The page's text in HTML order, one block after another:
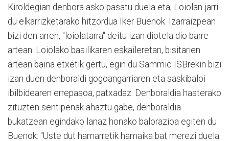
Kiroldegian denbora asko pasatu duela eta, Loiolan jarri
du elkarrizketarako hitzordua Iker Buenok. Izarraizpean
bizi den arren, "loiolatarra" deitu izan diotela dio barre
artean. Loiolako basilikaren eskaileretan, bisitarien
artean baina etxetik gertu, egin du Sammic ISBrekin bizi
izan duen denboraldi gogoangarriaren eta saskibaloi
ibilbidearen errepasoa, patxadaz. Denboraldia hasterako
zituzten sentipenak ahaztu gabe, denboraldia
bukatzean egindako lanaz honako balorazioa egiten du
Buenok: "Uste dut hamarretik hamaika bat merezi duela